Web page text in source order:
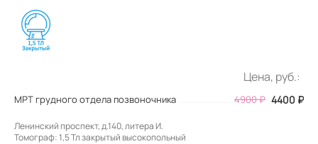
Цена, руб.:
МРТ грудного отдела позвоночника 4900₽ 4400 ₽
Ленинский проспект, д.140, литера И.
Томограф: 1,5 Тл закрытый высокопольный